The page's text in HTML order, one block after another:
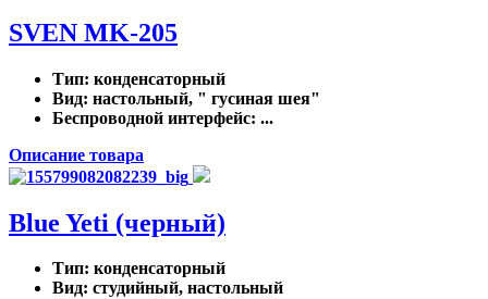
SVEN MK-205
Тип: конденсаторный
Вид: настольный, " гусиная шея"
Беспроводной интерфейс: ...
Описание товара
Blue Yeti (черный)
Тип: конденсаторный
Вид: студийный, настольный